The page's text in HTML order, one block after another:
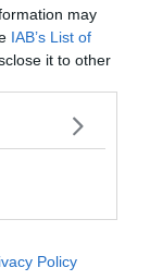
may
IAB’s List of
it to other
Policy